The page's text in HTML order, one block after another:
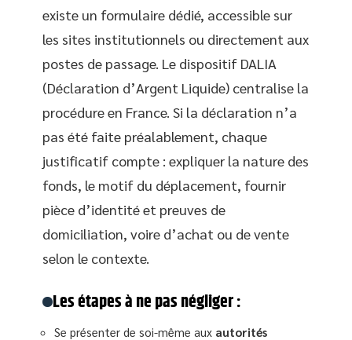
existe un formulaire dédié, accessible sur
les sites institutionnels ou directement aux
postes de passage. Le dispositif DALIA
(Déclaration d’Argent Liquide) centralise la
procédure en France. Si la déclaration n’a
pas été faite préalablement, chaque
justificatif compte : expliquer la nature des
fonds, le motif du déplacement, fournir
pièce d’identité et preuves de
domiciliation, voire d’achat ou de vente
selon le contexte.
Les étapes à ne pas négliger :
Se présenter de soi-même aux autorités